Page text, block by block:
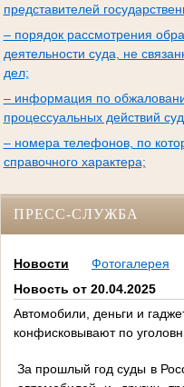
представителей
– порядок рассмотрения
деятельности суда, не
дел;
– информация по
процессуальных действий
– номера телефонов, по
справочного характера;
ПРЕСС-СЛУЖБА
Новости Фотогалерея
Новость от 20.04.2025
Автомобили, деньги и
конфисковывают по
За прошлый год суды в